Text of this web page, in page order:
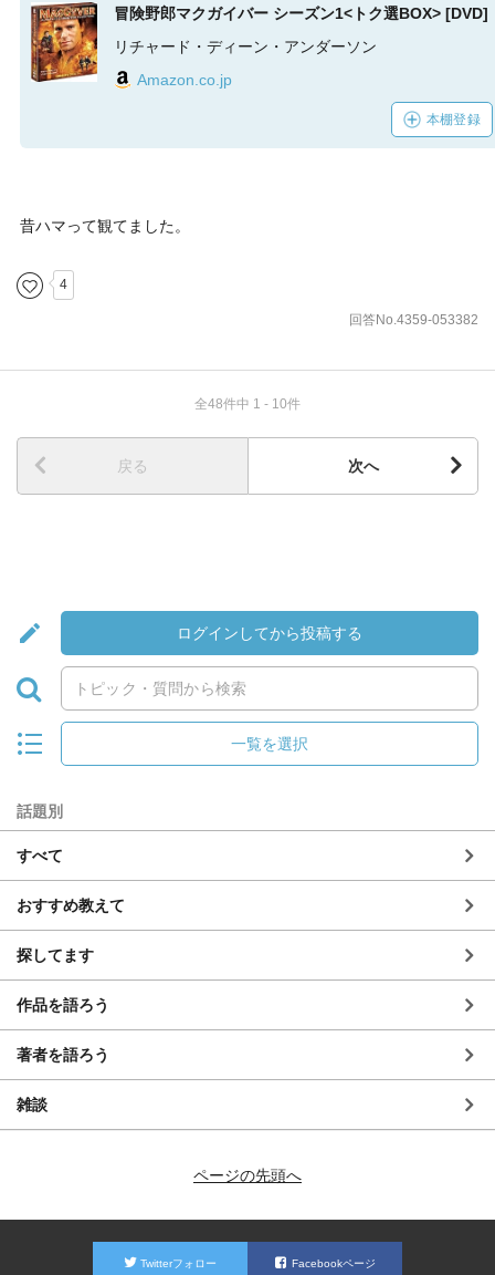
冒険野郎マクガイバー シーズン1<トク選BOX> [DVD]
リチャード・ディーン・アンダーソン
Amazon.co.jp
本棚登録
昔ハマって観てました。
4
回答No.4359-053382
全48件中 1 - 10件
戻る 次へ
ログインしてから投稿する
一覧を選択
話題別
すべて
おすすめ教えて
探してます
作品を語ろう
著者を語ろう
雑談
ページの先頭へ
Twitterフォロー Facebookページ